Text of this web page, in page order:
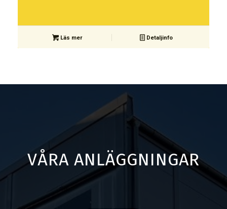
Läs mer Detaljinfo
VÅRA ANLÄGGNINGAR